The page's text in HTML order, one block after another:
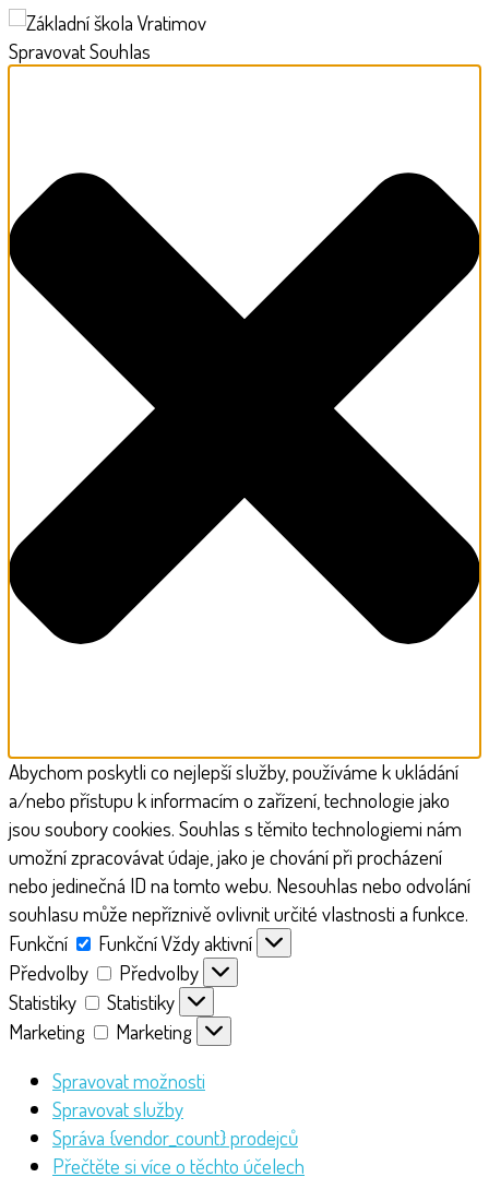
Spravovat Souhlas
Abychom poskytli co nejlepší služby, používáme k ukládání
a/nebo přístupu k informacím o zařízení, technologie jako
jsou soubory cookies. Souhlas s těmito technologiemi nám
umožní zpracovávat údaje, jako je chování při procházení
nebo jedinečná ID na tomto webu. Nesouhlas nebo odvolání
souhlasu může nepříznivě ovlivnit určité vlastnosti a funkce.
Funkční
FunkčníVždy aktivní
Předvolby
Předvolby
Statistiky
Statistiky
Marketing
Marketing
Spravovat možnosti
Spravovat služby
Správa {vendor_count} prodejců
Přečtěte si více o těchto účelech